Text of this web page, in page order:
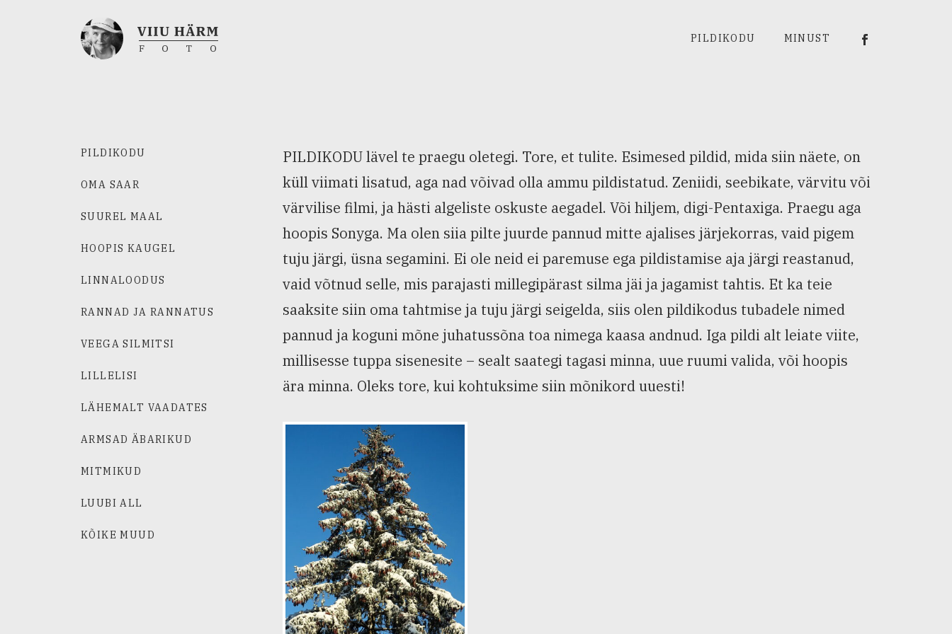
PILDIKODU MINUST Viiu Härm
PILDIKODU
OMA SAAR
SUUREL MAAL
HOOPIS KAUGEL
LINNALOODUS
RANNAD JA RANNATUS
VEEGA SILMITSI
LILLELISI
LÄHEMALT VAADATES
ARMSAD ÄBARIKUD
MITMIKUD
LUUBI ALL
KÕIKE MUUD
PILDIKODU lävel te praegu oletegi. Tore, et tulite. Esimesed pildid, mida siin näete, on
küll viimati lisatud, aga nad võivad olla ammu pildistatud. Zeniidi, seebikate, värvitu või
värvilise filmi, ja hästi algeliste oskuste aegadel. Või hiljem, digi-Pentaxiga. Praegu aga
hoopis Sonyga. Ma olen siia pilte juurde pannud mitte ajalises järjekorras, vaid pigem
tuju järgi, üsna segamini. Ei ole neid ei paremuse ega pildistamise aja järgi reastanud,
vaid võtnud selle, mis parajasti millegipärast silma jäi ja jagamist tahtis. Et ka teie
saaksite siin oma tahtmise ja tuju järgi seigelda, siis olen pildikodus tubadele nimed
pannud ja koguni mõne juhatussõna toa nimega kaasa andnud. Iga pildi alt leiate viite,
millisesse tuppa sisenesite – sealt saategi tagasi minna, uue ruumi valida, või hoopis
ära minna. Oleks tore, kui kohtuksime siin mõnikord uuesti!